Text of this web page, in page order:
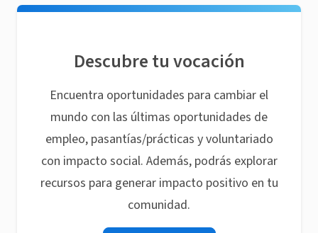
Descubre tu vocación
Encuentra oportunidades para cambiar el
mundo con las últimas oportunidades de
empleo, pasantías/prácticas y voluntariado
con impacto social. Además, podrás explorar
recursos para generar impacto positivo en tu
comunidad.